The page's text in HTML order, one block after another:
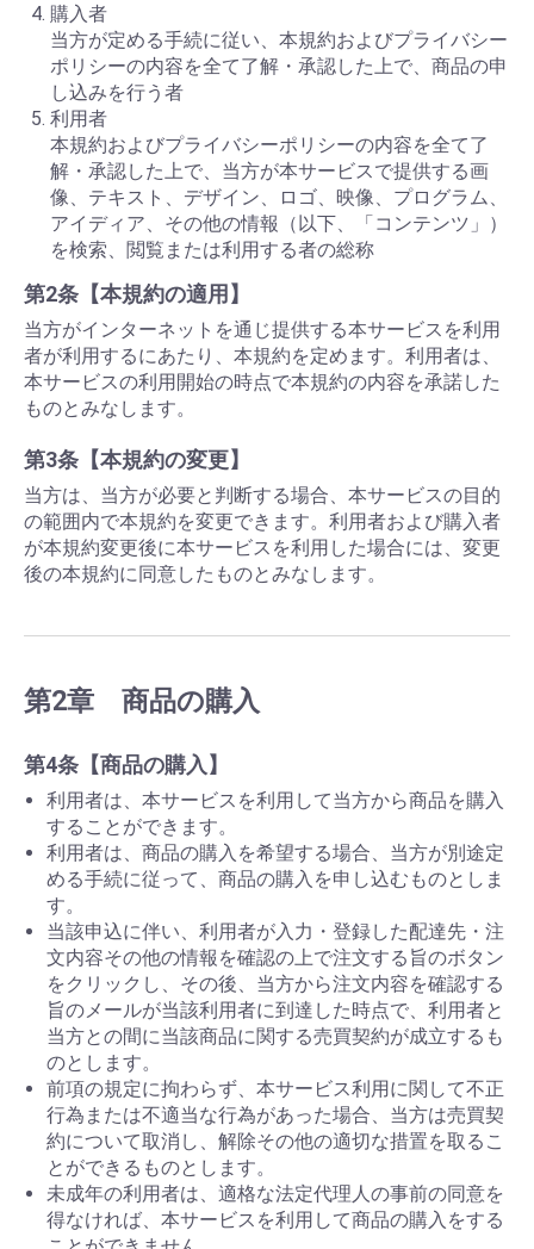
購入者
当方が定める手続に従い、本規約およびプライバシー
ポリシーの内容を全て了解・承認した上で、商品の申
し込みを行う者
利用者
本規約およびプライバシーポリシーの内容を全て了
解・承認した上で、当方が本サービスで提供する画
像、テキスト、デザイン、ロゴ、映像、プログラム、
アイディア、その他の情報（以下、「コンテンツ」）
を検索、閲覧または利用する者の総称
第2条【本規約の適用】
当方がインターネットを通じ提供する本サービスを利用
者が利用するにあたり、本規約を定めます。利用者は、
本サービスの利用開始の時点で本規約の内容を承諾した
ものとみなします。
第3条【本規約の変更】
当方は、当方が必要と判断する場合、本サービスの目的
の範囲内で本規約を変更できます。利用者および購入者
が本規約変更後に本サービスを利用した場合には、変更
後の本規約に同意したものとみなします。
第2章 商品の購入
第4条【商品の購入】
利用者は、本サービスを利用して当方から商品を購入
することができます。
利用者は、商品の購入を希望する場合、当方が別途定
める手続に従って、商品の購入を申し込むものとしま
す。
当該申込に伴い、利用者が入力・登録した配達先・注
文内容その他の情報を確認の上で注文する旨のボタン
をクリックし、その後、当方から注文内容を確認する
旨のメールが当該利用者に到達した時点で、利用者と
当方との間に当該商品に関する売買契約が成立するも
のとします。
前項の規定に拘わらず、本サービス利用に関して不正
行為または不適当な行為があった場合、当方は売買契
約について取消し、解除その他の適切な措置を取るこ
とができるものとします。
未成年の利用者は、適格な法定代理人の事前の同意を
得なければ、本サービスを利用して商品の購入をする